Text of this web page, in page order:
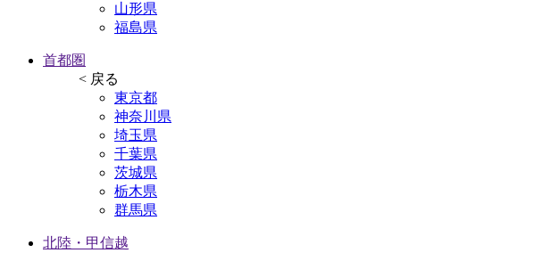
山形県
福島県
首都圏
< 戻る
東京都
神奈川県
埼玉県
千葉県
茨城県
栃木県
群馬県
北陸・甲信越